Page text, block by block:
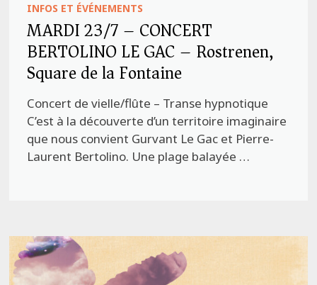
INFOS ET ÉVÉNEMENTS
MARDI 23/7 – CONCERT
BERTOLINO LE GAC – Rostrenen,
Square de la Fontaine
Concert de vielle/flûte – Transe hypnotique
C’est à la découverte d’un territoire imaginaire
que nous convient Gurvant Le Gac et Pierre-
Laurent Bertolino. Une plage balayée …